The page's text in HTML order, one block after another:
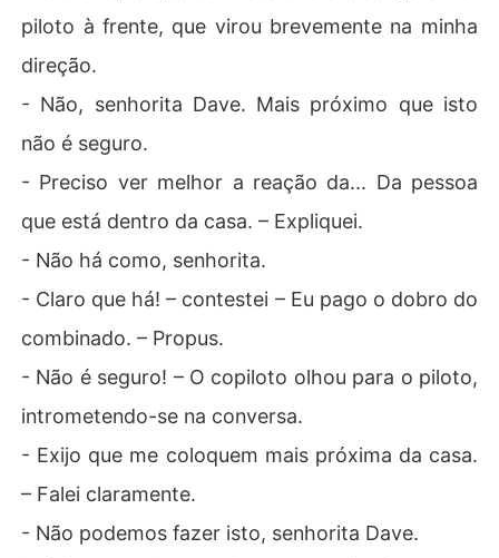
piloto à frente, que virou brevemente na minha
direção.
- Não, senhorita Dave. Mais próximo que isto
não é seguro.
- Preciso ver melhor a reação da... Da pessoa
que está dentro da casa. – Expliquei.
- Não há como, senhorita.
- Claro que há! – contestei – Eu pago o dobro do
combinado. – Propus.
- Não é seguro! – O copiloto olhou para o piloto,
intrometendo-se na conversa.
- Exijo que me coloquem mais próxima da casa.
– Falei claramente.
- Não podemos fazer isto, senhorita Dave.